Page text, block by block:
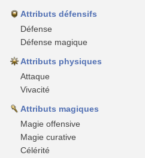
Attributs défensifs
Défense
Défense magique
Attributs physiques
Attaque
Vivacité
Attributs magiques
Magie offensive
Magie curative
Célérité